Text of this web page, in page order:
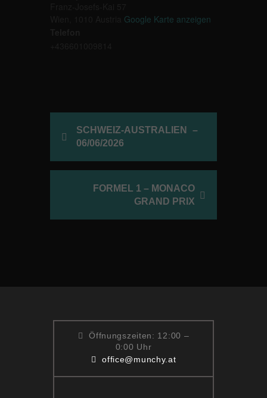
Google Karte anzeigen
SCHWEIZ-AUSTRALIEN –
06/06/2026
FORMEL 1 – MONACO
GRAND PRIX
Öffnungszeiten: 12:00 –
0:00 Uhr
office@munchy.at